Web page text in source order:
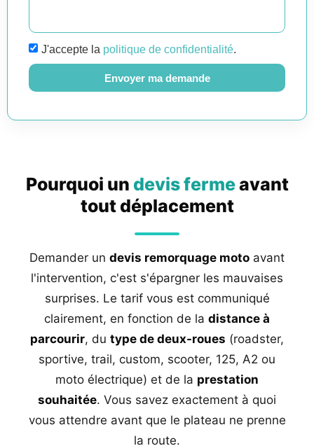
J'accepte la politique de confidentialité.
Envoyer ma demande
Pourquoi un devis fermeavant
tout déplacement
Demander un devis remorquage moto avant
l'intervention, c'est s'épargner les mauvaises
surprises. Le tarif vous est communiqué
clairement, en fonction de la distance à
parcourir, du type de deux-roues (roadster,
sportive, trail, custom, scooter, 125, A2 ou
moto électrique) et de la prestation
souhaitée. Vous savez exactement à quoi
vous attendre avant que le plateau ne prenne
la route.